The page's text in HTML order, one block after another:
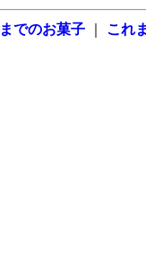
でのお菓子 これ